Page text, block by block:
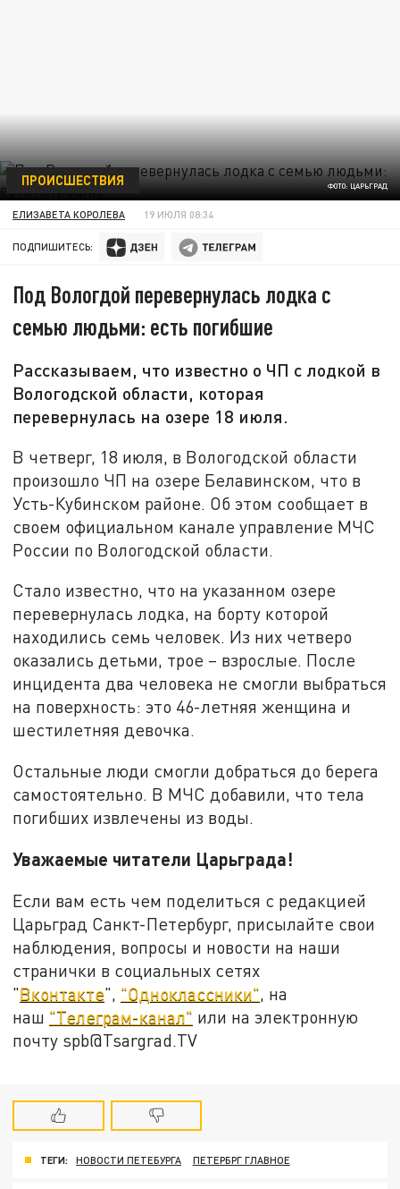
ФОТО: ЦАРЬГРАД
ПРОИСШЕСТВИЯ
ЕЛИЗАВЕТА КОРОЛЕВА 19 ИЮЛЯ 08:34
ПОДПИШИТЕСЬ:
Под Вологдой перевернулась лодка с
семью людьми: есть погибшие
Рассказываем, что известно о ЧП с лодкой в
Вологодской области, которая
перевернулась на озере 18 июля.
В четверг, 18 июля, в Вологодской области
произошло ЧП на озере Белавинском, что в
Усть-Кубинском районе. Об этом сообщает в
своем официальном канале управление МЧС
России по Вологодской области.
Стало известно, что на указанном озере
перевернулась лодка, на борту которой
находились семь человек. Из них четверо
оказались детьми, трое – взрослые. После
инцидента два человека не смогли выбраться
на поверхность: это 46-летняя женщина и
шестилетняя девочка.
Остальные люди смогли добраться до берега
самостоятельно. В МЧС добавили, что тела
погибших извлечены из воды.
Уважаемые читатели Царьграда!
Если вам есть чем поделиться с редакцией
Царьград Санкт-Петербург, присылайте свои
наблюдения, вопросы и новости на наши
странички в социальных сетях
"Вконтакте", "Одноклассники" , на
наш "Телеграм-канал" или на электронную
почту spb@Tsargrad.TV
ТЕГИ: НОВОСТИ ПЕТЕБУРГА ПЕТЕРБРГ ГЛАВНОЕ